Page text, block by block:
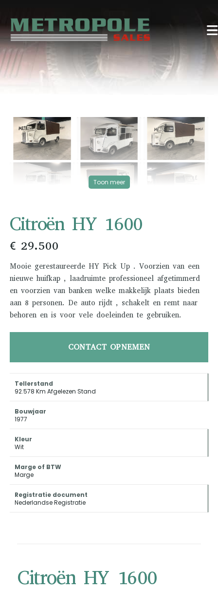
‹ ›
Toon meer
Citroën HY 1600
€ 29.500
Mooie gerestaureerde HY Pick Up . Voorzien van een
nieuwe huifkap , laadruimte professioneel afgetimmerd
en voorzien van banken welke makkelijk plaats bieden
aan 8 personen. De auto rijdt , schakelt en remt naar
behoren en is voor vele doeleinden te gebruiken.
CONTACT OPNEMEN
Tellerstand
92.578 Km Afgelezen Stand
Bouwjaar
1977
Kleur
Wit
Marge of BTW
Marge
Registratie document
Nederlandse Registratie
Citroën HY 1600